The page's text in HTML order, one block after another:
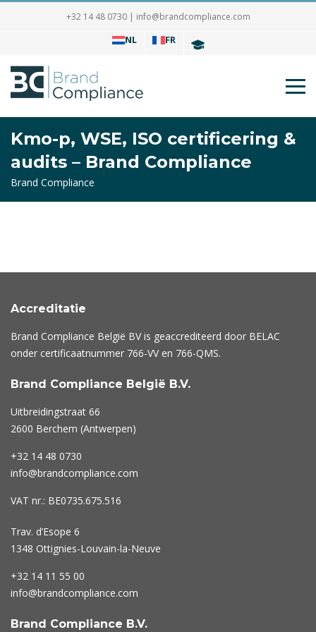
+32 14 48 0730 | info@brandcompliance.com
NL FR
Kmo-p, WSE, ISO certificering &
audits – Brand Compliance
Brand Compliance
Accreditatie
Brand Compliance België BV is geaccrediteerd door BELAC
onder certificaatnummer 766-VVen 766-QMS.
Brand Compliance België B.V.
Uitbreidingstraat 66
2600 Berchem (Antwerpen)
+32 14 48 0730
info@brandcompliance.com
VAT nr.: BE0735.675.516
Trav. d’Esope 6
1348 Ottignies-Louvain-la-Neuve
+32 14 11 55 00
info@brandcompliance.com
Brand Compliance B.V.